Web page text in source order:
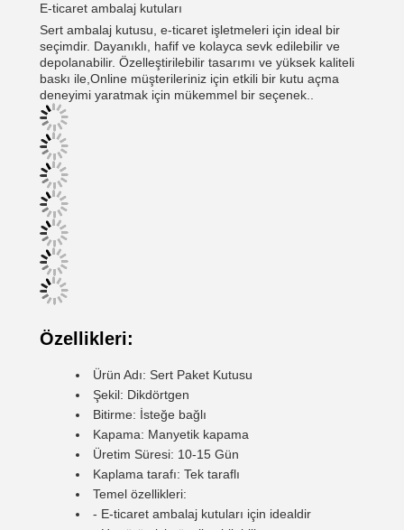
E-ticaret ambalaj kutuları
Sert ambalaj kutusu, e-ticaret işletmeleri için ideal bir
seçimdir. Dayanıklı, hafif ve kolayca sevk edilebilir ve
depolanabilir. Özelleştirilebilir tasarımı ve yüksek kaliteli
baskı ile,Online müşterileriniz için etkili bir kutu açma
deneyimi yaratmak için mükemmel bir seçenek..
Özellikleri:
Ürün Adı: Sert Paket Kutusu
Şekil: Dikdörtgen
Bitirme: İsteğe bağlı
Kapama: Manyetik kapama
Üretim Süresi: 10-15 Gün
Kaplama tarafı: Tek taraflı
Temel özellikleri:
- E-ticaret ambalaj kutuları için idealdir